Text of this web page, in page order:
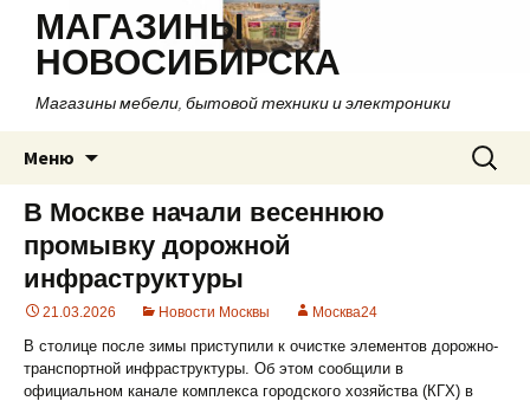
МАГАЗИНЫ
НОВОСИБИРСКА
Магазины мебели, бытовой техники и электроники
Меню
содержимому
Найти:
В Москве начали весеннюю
промывку дорожной
инфраструктуры
21.03.2026 Новости Москвы Москва24
В столице после зимы приступили к очистке элементов дорожно-
транспортной инфраструктуры. Об этом сообщили в
официальном канале комплекса городского хозяйства (КГХ) в